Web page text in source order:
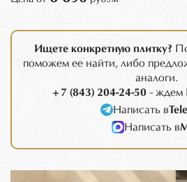
Ищете конкретную плитку?
поможем ее найти, либо
аналоги.
+7 (843) 204-24-50- ждем
Написать в
Написать в